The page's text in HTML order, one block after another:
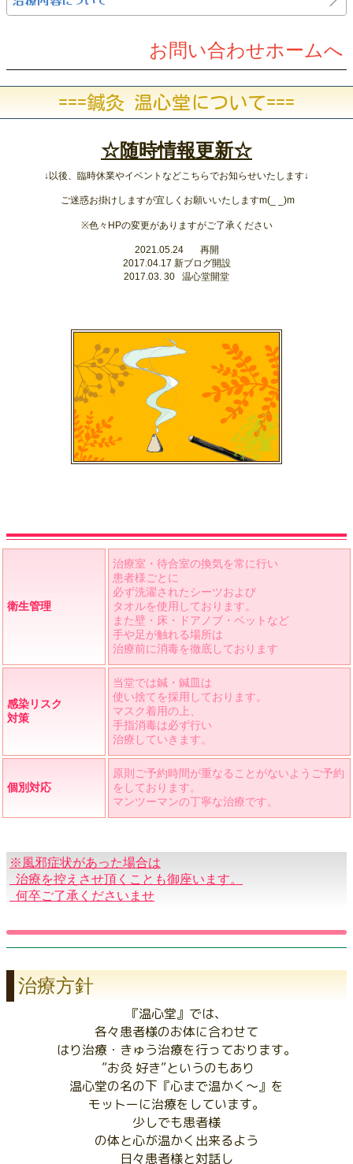
お問い合わせホームへ
===鍼灸 温心堂について===
☆随時情報更新☆
↓以後、臨時休業やイベントなどこちらでお知らせいたします↓
ご迷惑お掛けしますが宜しくお願いいたしますm(_ _)m
※色々HPの変更がありますがご了承ください
2021.05.24 再開
2017.04.17 新ブログ開設
2017.03. 30 温心堂開堂
衛生管理
治療室・待合室の換気を常に行い
患者様ごとに
必ず洗濯されたシーツおよび
タオルを使用しております。
また壁・床・ドアノブ・ベットなど
手や足が触れる場所は
治療前に消毒を徹底しております
感染リスク
対策
当堂では鍼・鍼皿は
使い捨てを採用しております。
マスク着用の上、
手指消毒は必ず行い
治療していきます。
個別対応
原則ご予約時間が重なることがないようご予約
をしております。
マンツーマンの丁寧な治療です。
※風邪症状があった場合は
治療を控えさせ頂くことも御座います。
何卒ご了承くださいませ
治療方針
『温心堂』では、
各々患者様のお体に合わせて
はり治療・きゅう治療を行っております。
”お灸 好き”というのもあり
温心堂の名の下『心まで温かく〜』を
モットーに治療をしています。
少しでも患者様
の体と心が温かく出来るよう
日々患者様と対話し